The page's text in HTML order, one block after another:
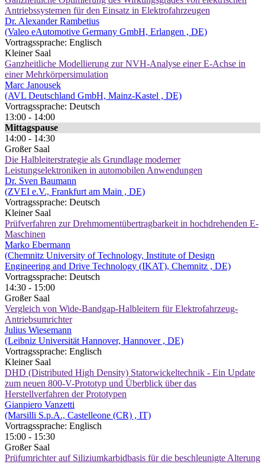
Antriebssystemen für den Einsatz in Elektrofahrzeugen
Dr. Alexander Rambetius
(Valeo eAutomotive Germany GmbH, Erlangen , DE)
Vortragssprache: Englisch
Kleiner Saal
Ganzheitliche Modellierung zur NVH-Analyse einer E-Achse in
einer Mehrkörpersimulation
Marc Janousek
(AVL Deutschland GmbH, Mainz-Kastel , DE)
Vortragssprache: Deutsch
13:00 - 14:00
Mittagspause
14:00 - 14:30
Großer Saal
Die Halbleiterstrategie als Grundlage moderner
Leistungselektroniken in automobilen Anwendungen
Dr. Sven Baumann
(ZVEI e.V., Frankfurt am Main , DE)
Vortragssprache: Deutsch
Kleiner Saal
Prüfverfahren zur Drehmomentübertragbarkeit in hochdrehenden E-
Maschinen
Marko Ebermann
(Chemnitz University of Technology, Institute of Design
Engineering and Drive Technology (IKAT), Chemnitz , DE)
Vortragssprache: Deutsch
14:30 - 15:00
Großer Saal
Vergleich von Wide-Bandgap-Halbleitern für Elektrofahrzeug-
Antriebsumrichter
Julius Wiesemann
(Leibniz Universität Hannover, Hannover , DE)
Vortragssprache: Englisch
Kleiner Saal
DHD (Distributed High Density) Statorwickeltechnik - Ein Update
zum neuen 800-V-Prototyp und Überblick über das
Herstellverfahren der Prototypen
Gianpiero Vanzetti
(Marsilli S.p.A., Castelleone (CR) , IT)
Vortragssprache: Englisch
15:00 - 15:30
Großer Saal
Prüfumrichter auf Siliziumkarbidbasis für die beschleunigte Alterung